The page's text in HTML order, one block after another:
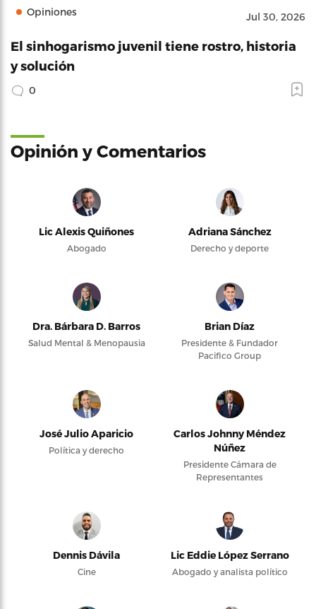
Opiniones Jul 30, 2026
El sinhogarismo juvenil tiene rostro, historia
y solución
0
Opinión y Comentarios
Lic Alexis Quiñones
Abogado
Adriana Sánchez
Derecho y deporte
Dra. Bárbara D. Barros
Salud Mental & Menopausia
Brian Díaz
Presidente & Fundador
Pacifico Group
José Julio Aparicio
Política y derecho
Carlos Johnny Méndez
Núñez
Presidente Cámara de
Representantes
Dennis Dávila
Cine
Lic Eddie López Serrano
Abogado y analista político